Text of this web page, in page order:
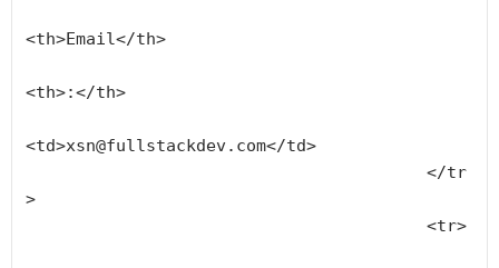
<th>Email</th>
<th>:</th>
<td>xsn@fullstackdev.com</td>
>
					<tr>